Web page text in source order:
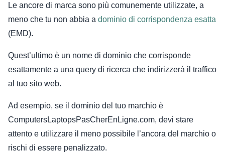
Le ancore di marca sono più comunemente utilizzate, a
meno che tu non abbia a dominio di corrispondenza esatta
(EMD).
Quest’ultimo è un nome di dominio che corrisponde
esattamente a una query di ricerca che indirizzerà il traffico
al tuo sito web.
Ad esempio, se il dominio del tuo marchio è
ComputersLaptopsPasCherEnLigne.com, devi stare
attento e utilizzare il meno possibile l’ancora del marchio o
rischi di essere penalizzato.